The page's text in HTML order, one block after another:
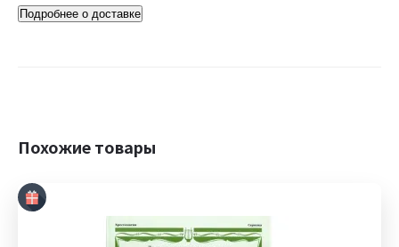
Подробнее о доставке
Похожие товары